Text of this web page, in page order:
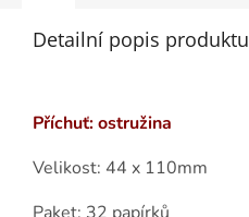
Detailní popis produktu
Příchuť: ostružina
Velikost: 44 x 110mm